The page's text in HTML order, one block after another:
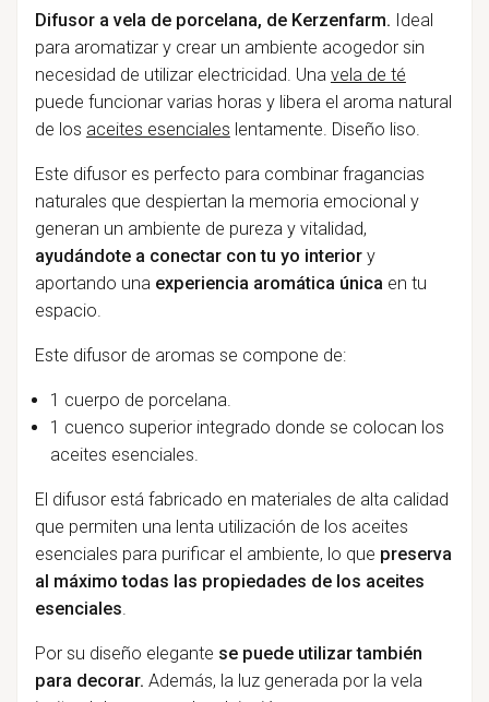
Difusor a vela de porcelana, de Kerzenfarm. Ideal
para aromatizar y crear un ambiente acogedor sin
necesidad de utilizar electricidad. Una vela de té
puede funcionar varias horas y libera el aroma natural
de los aceites esenciales lentamente. Diseño liso.
Este difusor es perfecto para combinar fragancias
naturales que despiertan la memoria emocional y
generan un ambiente de pureza y vitalidad,
ayudándote a conectar con tu yo interiory
aportando unaexperiencia aromática única en tu
espacio.
Este difusor de aromas se compone de:
1 cuerpo de porcelana.
1 cuenco superior integrado donde se colocan los
aceites esenciales.
El difusor está fabricado en materiales de alta calidad
que permiten una lenta utilización de los aceites
esenciales para purificar el ambiente, lo que preserva
al máximo todas las propiedades de los aceites
esenciales.
Por su diseño elegante se puede utilizar también
para decorar. Además, la luz generada por la vela